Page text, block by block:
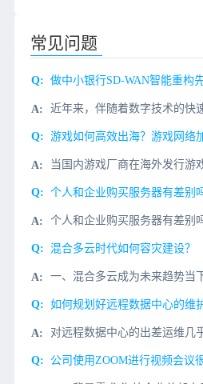
常见问题
做中小银行SD-WAN智能重构
游戏如何高效出海？游戏网络
混合多云时代如何容灾建设？
如何规划好远程数据中心的维
公司使用ZOOM进行视频会议